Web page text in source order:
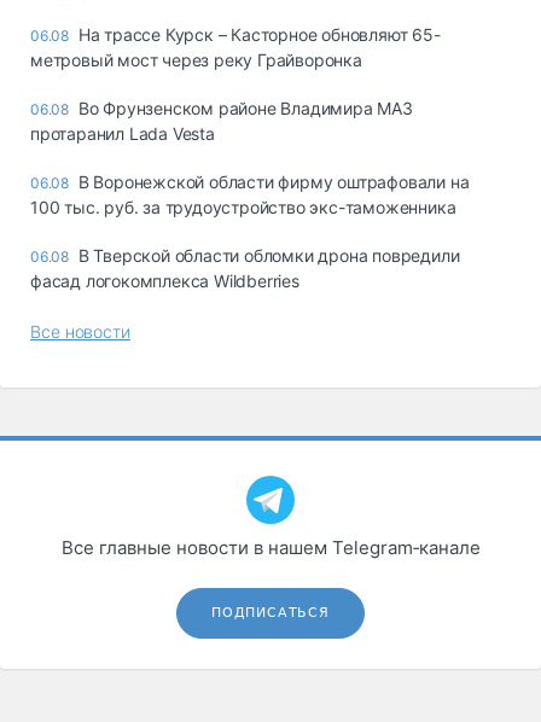
06.08 На трассе Курск – Касторное обновляют 65-
метровый мост через реку Грайворонка
06.08 Во Фрунзенском районе Владимира МАЗ
протаранил Lada Vesta
06.08 В Воронежской области фирму оштрафовали на
100 тыс. руб. за трудоустройство экс-таможенника
06.08 В Тверской области обломки дрона повредили
фасад логокомплекса Wildberries
Все новости
Все главные новости в нашем Telegram‑канале
ПОДПИСАТЬСЯ